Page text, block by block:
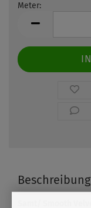
Meter:
Beschreibung